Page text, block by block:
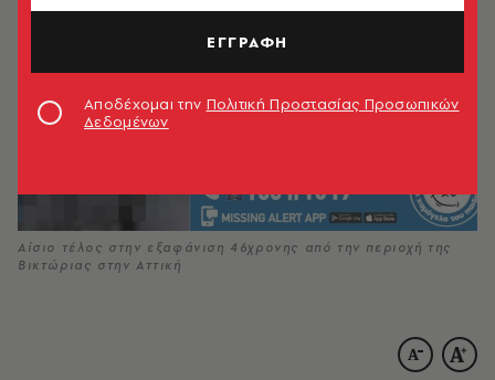
Αίσιο τέλος στην εξαφάνιση 46χρονης από την περιοχή της
Βικτώριας στην Αττική
ΕΓΓΡΑΦΗ
Αποδέχομαι την Πολιτική Προστασίας Προσωπικών
Δεδομένων